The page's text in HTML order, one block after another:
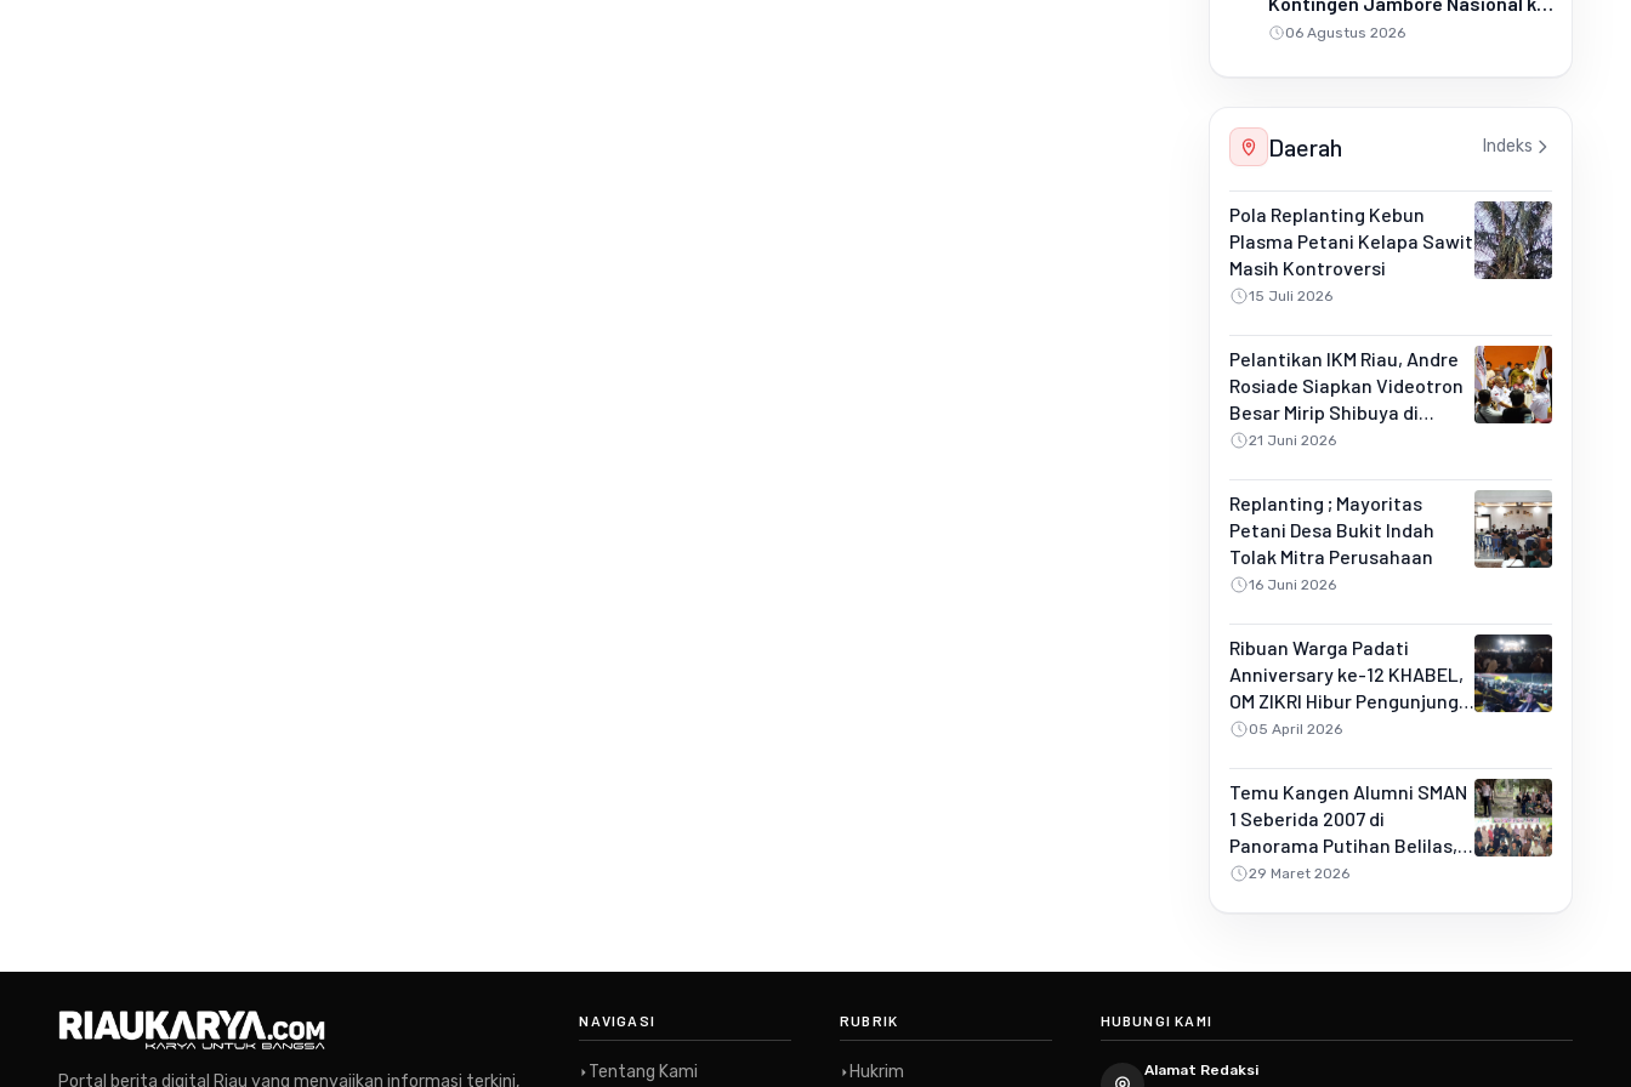
Cibubur
06 Agustus 2026
Daerah Indeks
Pola Replanting Kebun
Plasma Petani Kelapa Sawit
Masih Kontroversi
15 Juli 2026
Pelantikan IKM Riau, Andre
Rosiade Siapkan Videotron
Besar Mirip Shibuya di
Pekanbaru
21 Juni 2026
Replanting ; Mayoritas
Petani Desa Bukit Indah
Tolak Mitra Perusahaan
16 Juni 2026
Ribuan Warga Padati
Anniversary ke-12 KHABEL,
OM ZIKRI Hibur Pengunjung
di Buluh Rampai
05 April 2026
Temu Kangen Alumni SMAN
1 Seberida 2007 di
Panorama Putihan Belilas,
Penuh Kebersamaan dan
29 Maret 2026
Portal berita digital Riau yang menyajikan informasi terkini,
NAVIGASI
Tentang Kami
RUBRIK
Hukrim
HUBUNGI KAMI
Alamat Redaksi